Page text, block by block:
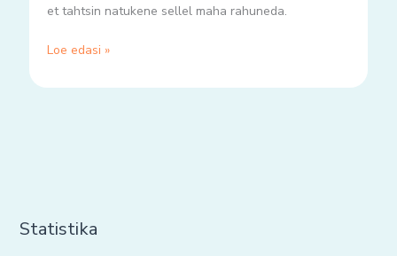
et tahtsin natukene sellel maha rahuneda.
Loe edasi »
Statistika